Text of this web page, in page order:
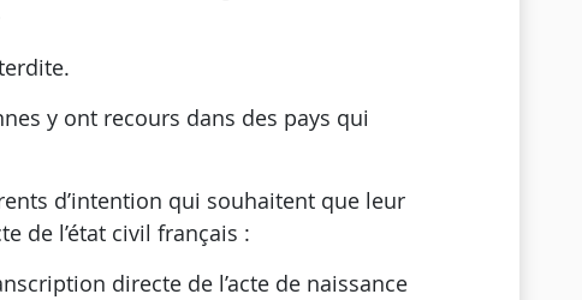
y ont recours dans des pays qui
d’intention qui souhaitent que leur
de l’état civil français :
directe de l’acte de naissance